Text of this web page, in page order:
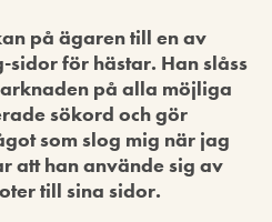
på ägaren till en av
sidor för hästar. Han slåss
på alla möjliga
sökord och gör
som slog mig när jag
att han använde sig av
till sina sidor.